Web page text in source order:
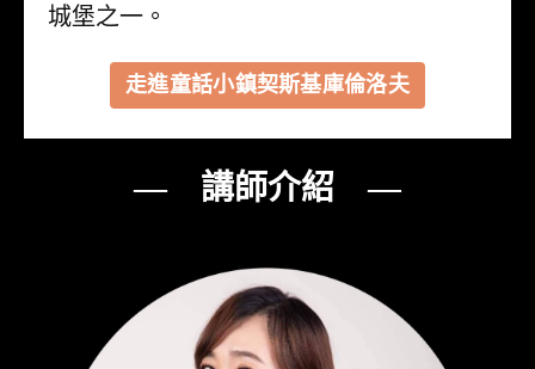
城堡之一。
走進童話小鎮契斯基庫倫洛夫
— 講師介紹 —